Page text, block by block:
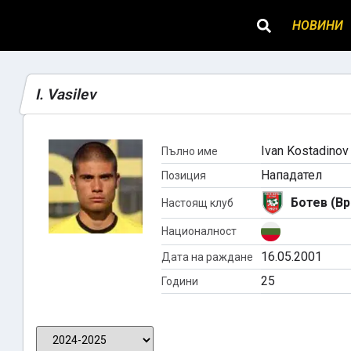
НОВИНИ
I. Vasilev
Пълно име Ivan
Позиция Нападател
Настоящ клуб Ботев
Националност
Дата на раждане 16.05.2001
Години 25